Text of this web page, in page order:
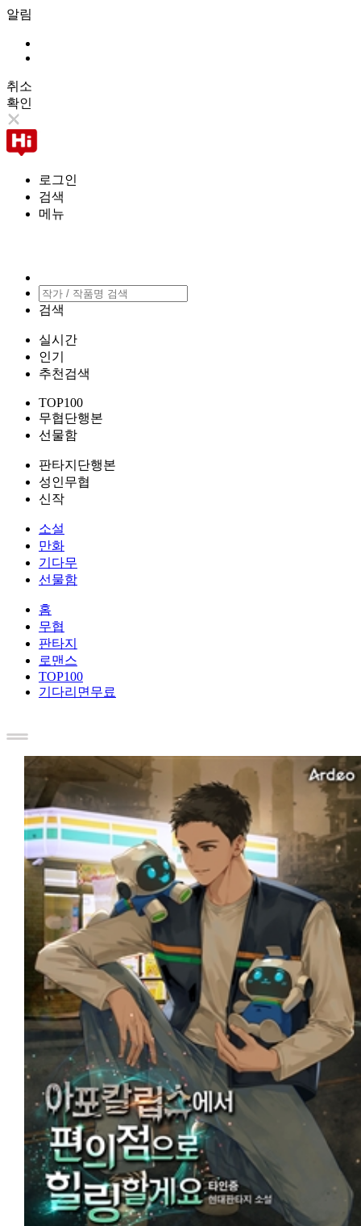
알림
취소
확인
로그인
검색
메뉴
검색
실시간
인기
추천검색
TOP100
무협단행본
선물함
판타지단행본
성인무협
신작
소설
만화
기다무
선물함
홈
무협
판타지
로맨스
TOP100
기다리면무료